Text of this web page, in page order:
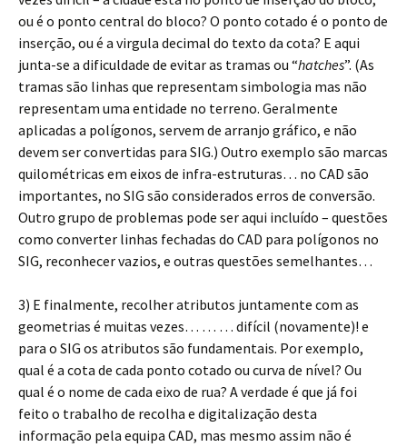
ou é o ponto central do bloco? O ponto cotado é o ponto de
inserção, ou é a virgula decimal do texto da cota? E aqui
junta-se a dificuldade de evitar as tramas ou “hatches”. (As
tramas são linhas que representam simbologia mas não
representam uma entidade no terreno. Geralmente
aplicadas a polígonos, servem de arranjo gráfico, e não
devem ser convertidas para SIG.) Outro exemplo são marcas
quilométricas em eixos de infra-estruturas… no CAD são
importantes, no SIG são considerados erros de conversão.
Outro grupo de problemas pode ser aqui incluído – questões
como converter linhas fechadas do CAD para polígonos no
SIG, reconhecer vazios, e outras questões semelhantes…
3) E finalmente, recolher atributos juntamente com as
geometrias é muitas vezes… … … difícil (novamente)! e
para o SIG os atributos são fundamentais. Por exemplo,
qual é a cota de cada ponto cotado ou curva de nível? Ou
qual é o nome de cada eixo de rua? A verdade é que já foi
feito o trabalho de recolha e digitalização desta
informação pela equipa CAD, mas mesmo assim não é